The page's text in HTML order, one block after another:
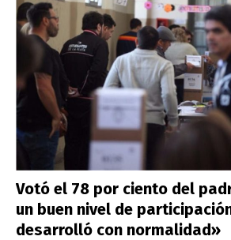
Votó el 78 por ciento del
un buen nivel de
desarrolló con normalidad»